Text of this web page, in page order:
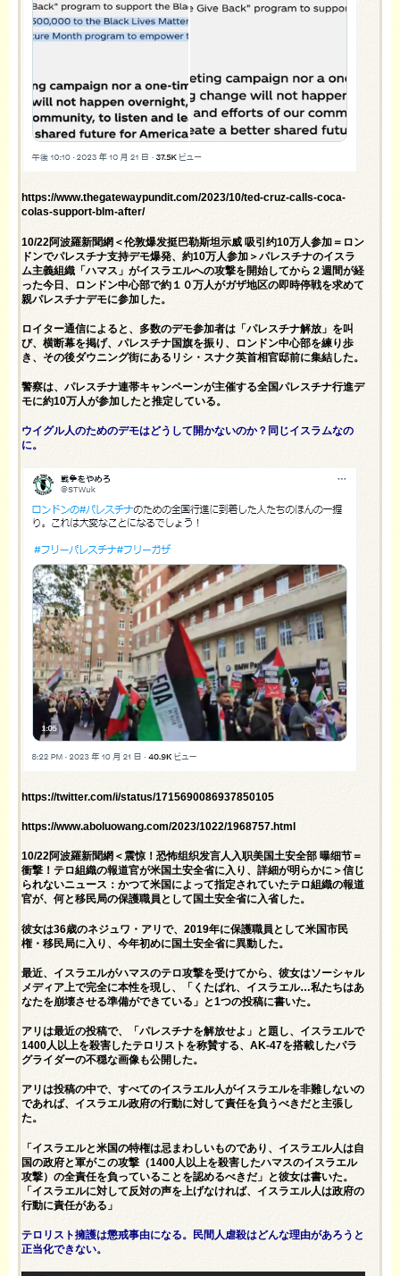
https://www.thegatewaypundit.com/2023/10/ted-cruz-calls-coca-
colas-support-blm-after/
10/22阿波羅新聞網＜伦敦爆发挺巴勒斯坦示威 吸引约10万人参加＝ロン
ドンでパレスチナ支持デモ爆発、約10万人参加＞パレスチナのイスラ
ム主義組織「ハマス」がイスラエルへの攻撃を開始してから２週間が経
った今日、ロンドン中心部で約１０万人がガザ地区の即時停戦を求めて
親パレスチナデモに参加した。
ロイター通信によると、多数のデモ参加者は「パレスチナ解放」を叫
び、横断幕を掲げ、パレスチナ国旗を振り、ロンドン中心部を練り歩
き、その後ダウニング街にあるリシ・スナク英首相官邸前に集結した。
警察は、パレスチナ連帯キャンペーンが主催する全国パレスチナ行進デ
モに約10万人が参加したと推定している。
ウイグル人のためのデモはどうして開かないのか？同じイスラムなの
に。
https://twitter.com/i/status/1715690086937850105
https://www.aboluowang.com/2023/1022/1968757.html
10/22阿波羅新聞網＜震惊！恐怖组织发言人入职美国土安全部 曝细节＝
衝撃！テロ組織の報道官が米国土安全省に入り、詳細が明らかに＞信じ
られないニュース：かつて米国によって指定されていたテロ組織の報道
官が、何と移民局の保護職員として国土安全省に入省した。
彼女は36歳のネジュワ・アリで、2019年に保護職員として米国市民
権・移民局に入り、今年初めに国土安全省に異動した。
最近、イスラエルがハマスのテロ攻撃を受けてから、彼女はソーシャル
メディア上で完全に本性を現し、「くたばれ、イスラエル…私たちはあ
なたを崩壊させる準備ができている」と1つの投稿に書いた。
アリは最近の投稿で、「パレスチナを解放せよ」と題し、イスラエルで
1400人以上を殺害したテロリストを称賛する、AK-47を搭載したパラ
グライダーの不穏な画像も公開した。
アリは投稿の中で、すべてのイスラエル人がイスラエルを非難しないの
であれば、イスラエル政府の行動に対して責任を負うべきだと主張し
た。
「イスラエルと米国の特権は忌まわしいものであり、イスラエル人は自
国の政府と軍がこの攻撃（1400人以上を殺害したハマスのイスラエル
攻撃）の全責任を負っていることを認めるべきだ」と彼女は書いた。
「イスラエルに対して反対の声を上げなければ、イスラエル人は政府の
行動に責任がある」
テロリスト擁護は懲戒事由になる。民間人虐殺はどんな理由があろうと
正当化できない。